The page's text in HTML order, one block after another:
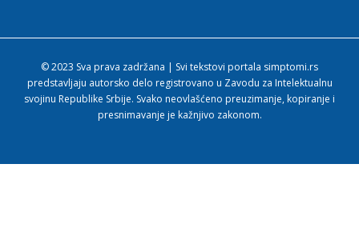
© 2023 Sva prava zadržana | Svi tekstovi portala simptomi.rs
predstavljaju autorsko delo registrovano u Zavodu za Intelektualnu
svojinu Republike Srbije. Svako neovlašćeno preuzimanje, kopiranje i
presnimavanje je kažnjivo zakonom.